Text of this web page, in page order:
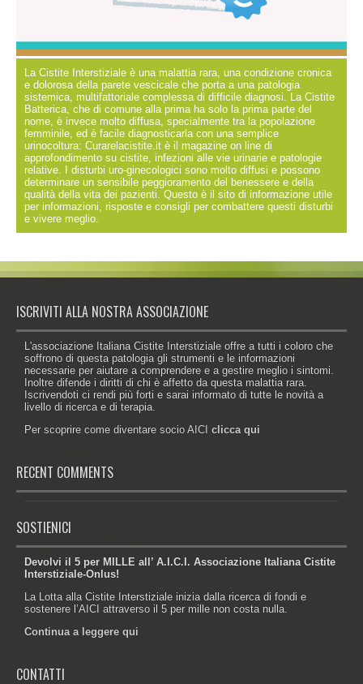
La Cistite Interstiziale è una malattia rara, una condizione cronica
e dolorosa della parete vescicale che porta a una patologia
sistemica, multifattoriale complessa di difficile diagnosi. La Cistite
Batterica, che di comune alla prima ha solo la prima parte del
nome, è invece molto diffusa, specialmente tra la popolazione
femminile, ed è facile diagnosticarla con una semplice
urinocoltura: Curarelacistite.it è il magazine on line di
approfondimento su cistite, infezioni alle vie urinarie e patologie
relative. I disturbi uro-ginecologici sono molto diffusi e possono
determinare un sensibile peggioramento del benessere e della
qualità della vita dei pazienti. Questo è il sito di informazione utile
per informazioni, risposte e consigli per combattere questi disturbi
e vivere meglio.
ISCRIVITI ALLA NOSTRA ASSOCIAZIONE
L'associazione Italiana Cistite Interstiziale offre a tutti i coloro che
soffrono di questa patologia gli strumenti e le informazioni
necessarie per aiutare a comprendere e a gestire meglio i sintomi.
Inoltre difende i diritti di chi è affetto da questa malattia rara.
Iscrivendoti ci rendi più forti e sarai informato di tutte le novità a
livello di ricerca e di terapia.
Per scoprire come diventare socio AICI clicca qui
RECENT COMMENTS
SOSTIENICI
Devolvi il 5 per MILLE all’ A.I.C.I. Associazione Italiana Cistite
Interstiziale-Onlus!
La Lotta alla Cistite Interstiziale inizia dalla ricerca di fondi e
sostenere l’AICI attraverso il 5 per mille non costa nulla.
Continua a leggere qui
CONTATTI